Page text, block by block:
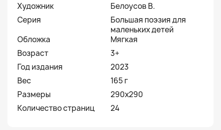
Художник
Белоусов В.
Серия
Большая поэзия для
маленьких детей
Обложка
Мягкая
Возраст
3+
Год издания
2023
Вес
165 г
Размеры
290x290
Количество страниц
24